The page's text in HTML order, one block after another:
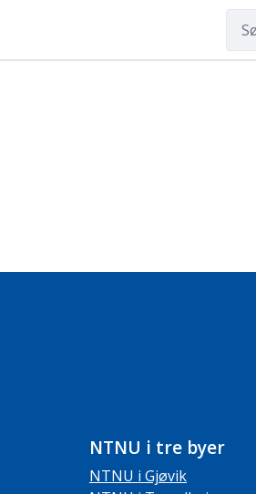
NTNU i tre byer
NTNU i Gjøvik